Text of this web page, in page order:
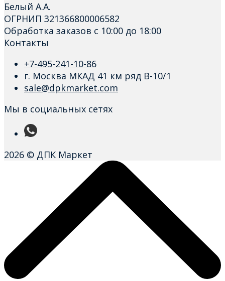
Белый А.А.
ОГРНИП 321366800006582
Обработка заказов с 10:00 до 18:00
Контакты
+7-495-241-10-86
г. Москва МКАД 41 км ряд В-10/1
sale@dpkmarket.com
Мы в социальных сетях
2026 © ДПК Маркет